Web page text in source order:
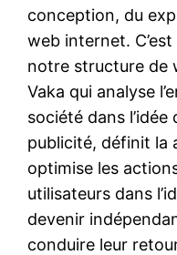
conception, du
web internet.
notre structure de
Vaka qui analyse
société dans
publicité, définit la
optimise les
utilisateurs dans
devenir
conduire leur